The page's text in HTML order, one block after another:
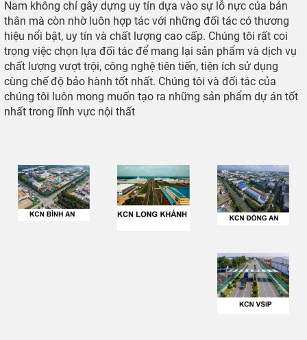
Nam không chỉ gây dựng uy tín dựa vào sự lỗ nực của bản
thân mà còn nhờ luôn hợp tác với những đối tác có thương
hiệu nổi bật, uy tín và chất lượng cao cấp. Chúng tôi rất coi
trọng việc chọn lựa đối tác để mang lại sản phẩm và dịch vụ
chất lượng vượt trội, công nghệ tiên tiến, tiện ích sử dụng
cùng chế độ bảo hành tốt nhất. Chúng tôi và đối tác của
chúng tôi luôn mong muốn tạo ra những sản phẩm dự án tốt
nhất trong lĩnh vực nội thất